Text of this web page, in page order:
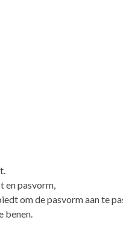
en pasvorm,
om de pasvorm aan te
benen.